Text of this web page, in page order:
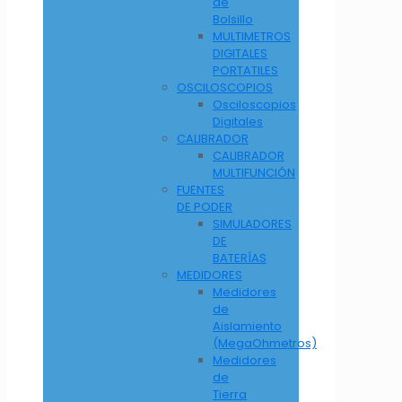
Bolsillo
MULTIMETROS
DIGITALES
PORTATILES
OSCILOSCOPIOS
Osciloscopios
Digitales
CALIBRADOR
CALIBRADOR
MULTIFUNCIÓN
FUENTES
DE PODER
SIMULADORES
DE
BATERÍAS
MEDIDORES
Medidores
de
Aislamiento
(MegaOhmetros)
Medidores
de
Tierra